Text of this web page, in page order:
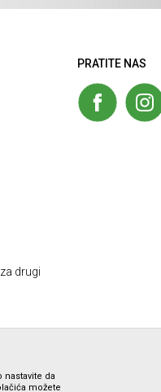
drugi
PRATITE NAS
da
možete